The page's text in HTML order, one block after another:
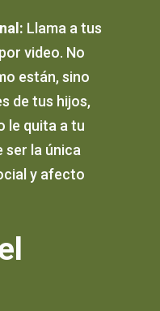
Llama a tus
video. No
están, sino
de tus hijos,
le quita a tu
ser la única
y afecto